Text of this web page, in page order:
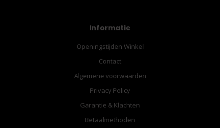
Informatie
Openingstijden Winkel
Contact
Algemene voorwaarden
Privacy Policy
Garantie & Klachten
Betaalmethoden